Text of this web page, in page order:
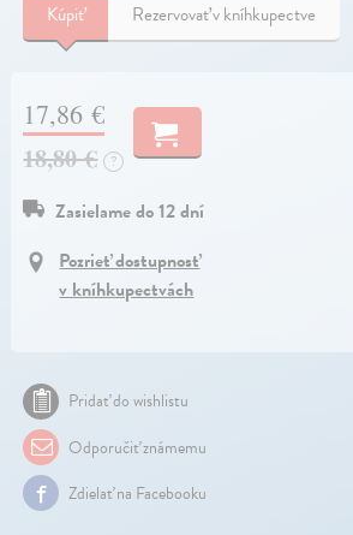
Kúpiť Rezervovať v kníhkupectve
17,86 €
18,80 €
?
Zasielame do 12 dní
Pozrieť dostupnosť
v kníhkupectvách
Pridať do wishlistu
Odporučiť známemu
Zdielať na Facebooku